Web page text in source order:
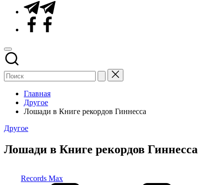
Telegram
Facebook
Главная
Другое
Лошади в Книге рекордов Гиннесса
Опубликовано
Другое
Лошади в Книге рекордов Гиннесса
Records Max